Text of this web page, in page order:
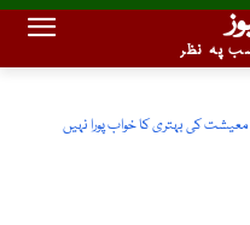
پہ نظر
کی بہتری کا خواب پورا نہیں